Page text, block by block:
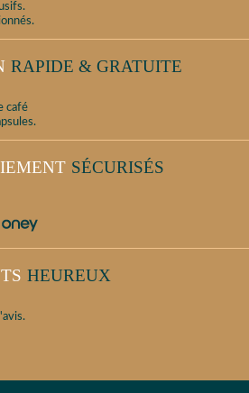
RAPIDE & GRATUITE
café
SÉCURISÉS
HEUREUX